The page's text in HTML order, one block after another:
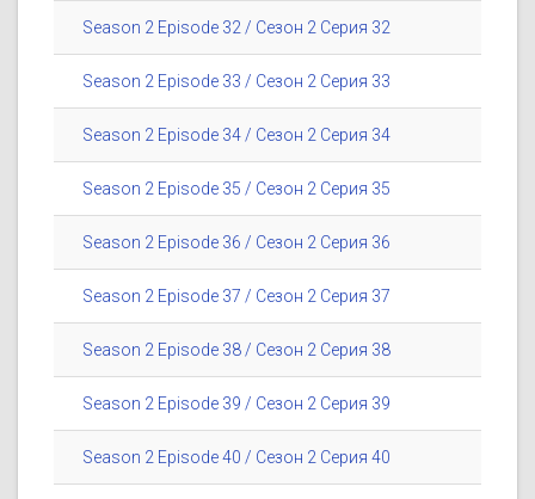
Season 2 Episode 32 / Сезон 2 Серия 32
Season 2 Episode 33 / Сезон 2 Серия 33
Season 2 Episode 34 / Сезон 2 Серия 34
Season 2 Episode 35 / Сезон 2 Серия 35
Season 2 Episode 36 / Сезон 2 Серия 36
Season 2 Episode 37 / Сезон 2 Серия 37
Season 2 Episode 38 / Сезон 2 Серия 38
Season 2 Episode 39 / Сезон 2 Серия 39
Season 2 Episode 40 / Сезон 2 Серия 40